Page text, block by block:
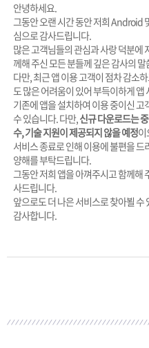
하
우
센
터
이
페
이
지
주
문
조
회
안녕하세요.
그동안 오랜 시간 동안 저희 Android
심으로 감사드립니다.
많은 고객님들의 관심과 사랑 덕분에
께해 주신 모든 분들께 깊은 감사의
다만, 최근 앱 이용 고객이 점차 감소
도 많은 어려움이 있어 부득이하게
기존에 앱을 설치하여 이용 중이신
수 있습니다. 다만,신규 다운로드는
수, 기술 지원이 제공되지 않을 예정이
서비스 종료로 인해 이용에 불편을
양해를 부탁드립니다.
그동안 저희 앱을 아껴주시고 함께해
사드립니다.
앞으로도 더 나은 서비스로 찾아뵐
감사합니다.